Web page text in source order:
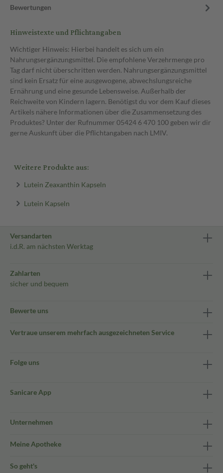
Bewertungen
Hinweistexte und Pflichtangaben
Wichtiger Hinweis: Hierbei handelt es sich um ein
Nahrungsergänzungsmittel. Die empfohlene Verzehrmenge pro
Tag darf nicht überschritten werden. Nahrungsergänzungsmittel
sind kein Ersatz für eine ausgewogene, abwechslungsreiche
Ernährung und eine gesunde Lebensweise. Außerhalb der
Reichweite von Kindern lagern. Benötigst du vor dem Kauf dieses
Artikels nähere Informationen über die Zusammensetzung des
Produktes? Unter der Rufnummer 05424 6 470 100 geben wir dir
gerne Auskunft über die Pflichtangaben nach LMIV.
Weitere Produkte aus:
Lutein Zeaxanthin Kapseln
Lutein Kapseln
Versandarten
i.d.R. am nächsten Werktag
Zahlarten
sicher und bequem
Bewerte uns
Vertraue unserem mehrfach ausgezeichneten Service
Folge uns
Sanicare App
Unternehmen
Meine Apotheke
So geht's